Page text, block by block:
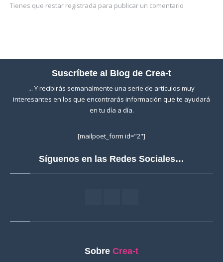
Tienes que restar registrada para publicar un comentario
Suscríbete al Blog de Crea-t
... Y recibirás semanalmente una serie de artículos muy
interesantes en los que encontrarás información que te ayudará
en tu día a día.
[mailpoet_form id="2"]
Síguenos en las Redes Sociales…
Sobre Crea-t